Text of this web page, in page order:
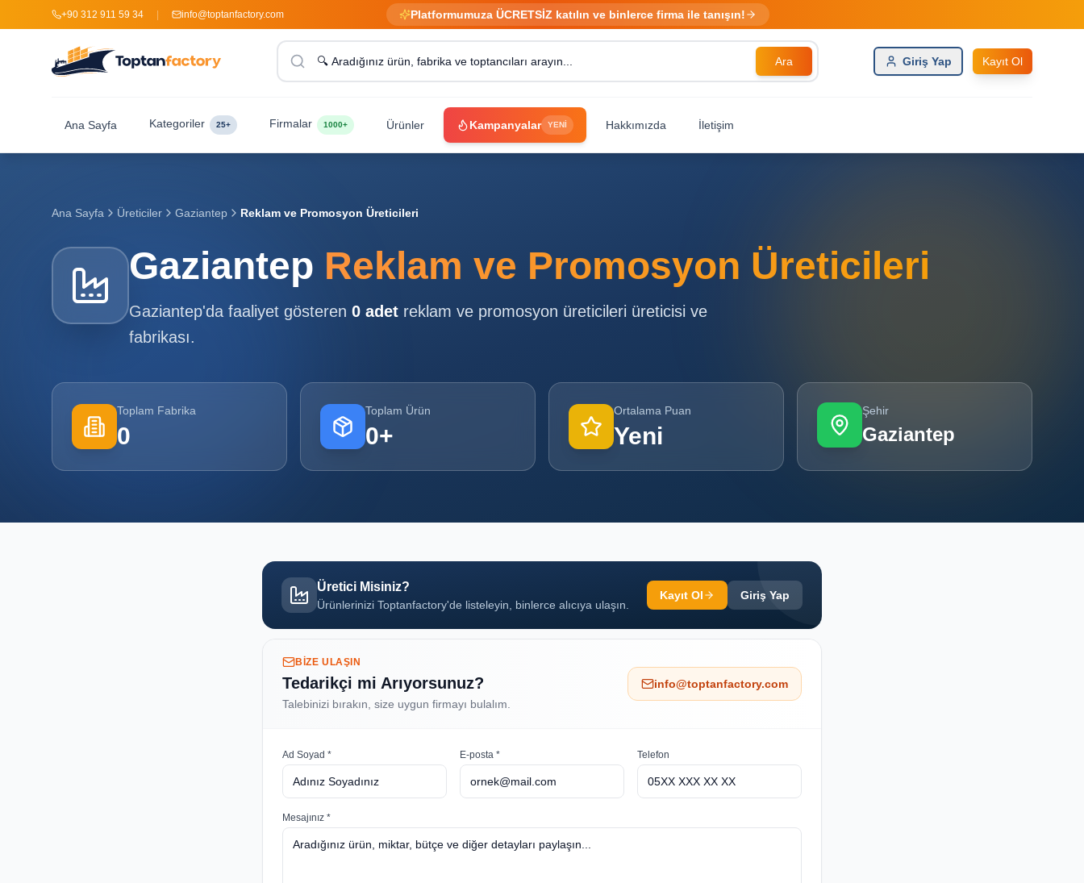
+90 312 911 59 34 info@toptanfactory.com Platformumuza ÜCRETSİZ katılın ve binlerce firma ile tanışın!
Ara Giriş Yap Kayıt Ol
Ana Sayfa Kategoriler 25+ Firmalar 1000+ Ürünler Kampanyalar YENİ Hakkımızda İletişim
Ana Sayfa Üreticiler Gaziantep Reklam ve Promosyon Üreticileri
Gaziantep Reklam ve Promosyon Üreticileri
Gaziantep'da faaliyet gösteren 0 adet reklam ve promosyon üreticileri üreticisi ve
fabrikası.
Toplam Fabrika
0
Toplam Ürün
0+
Ortalama Puan
Yeni
Şehir
Gaziantep
Üretici Misiniz?
Ürünlerinizi Toptanfactory'de listeleyin, binlerce alıcıya ulaşın.
Kayıt Ol Giriş Yap
BIZE ULAŞIN
Tedarikçi mi Arıyorsunuz?
Talebinizi bırakın, size uygun firmayı bulalım.
info@toptanfactory.com
Ad Soyad * E-posta * Telefon
Mesajınız *